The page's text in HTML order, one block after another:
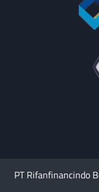
PT Rifanfinancindo